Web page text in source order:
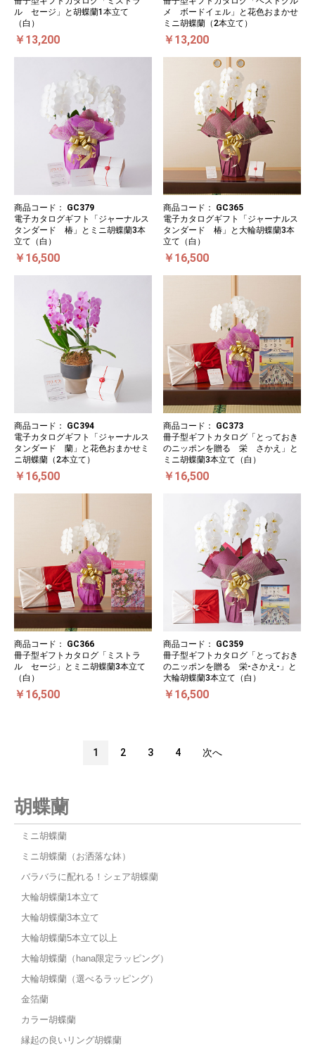
ル セージ」と胡蝶蘭1本立て
（白）
￥13,200
メ ボードイェル」と花色おまかせ
ミニ胡蝶蘭（2本立て）
￥13,200
商品コード： GC379
電子カタログギフト「ジャーナルス
タンダード 椿」とミニ胡蝶蘭3本
立て（白）
￥16,500
商品コード： GC365
電子カタログギフト「ジャーナルス
タンダード 椿」と大輪胡蝶蘭3本
立て（白）
￥16,500
商品コード： GC394
電子カタログギフト「ジャーナルス
タンダード 蘭」と花色おまかせミ
ニ胡蝶蘭（2本立て）
￥16,500
商品コード： GC373
冊子型ギフトカタログ「とっておき
のニッポンを贈る 栄 さかえ」と
ミニ胡蝶蘭3本立て（白）
￥16,500
商品コード： GC366
冊子型ギフトカタログ「ミストラ
ル セージ」とミニ胡蝶蘭3本立て
（白）
￥16,500
商品コード： GC359
冊子型ギフトカタログ「とっておき
のニッポンを贈る 栄-さかえ-」と
大輪胡蝶蘭3本立て（白）
￥16,500
1 2 3 4 次へ
胡蝶蘭
ミニ胡蝶蘭
ミニ胡蝶蘭（お洒落な鉢）
バラバラに配れる！シェア胡蝶蘭
大輪胡蝶蘭1本立て
大輪胡蝶蘭3本立て
大輪胡蝶蘭5本立て以上
大輪胡蝶蘭（hana限定ラッピング）
大輪胡蝶蘭（選べるラッピング）
金箔蘭
カラー胡蝶蘭
縁起の良いリング胡蝶蘭